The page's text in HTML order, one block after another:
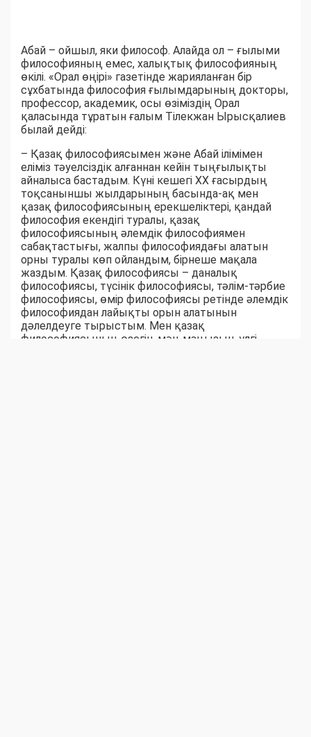
Абай – ойшыл, яки философ. Алайда ол – ғылыми
философияның емес, халықтық философияның
өкілі. «Орал өңірі» газетінде жарияланған бір
сұхбатында философия ғылымдарының докторы,
профессор, академик, осы өзіміздің Орал
қаласында тұратын ғалым Тілекжан Ырысқалиев
былай дейді:
– Қазақ философиясымен және Абай ілімімен
еліміз тәуелсіздік алғаннан кейін тыңғылықты
айналыса бастадым. Күні кешегі ХХ ғасырдың
тоқсаныншы жылдарының басында-ақ мен
қазақ философиясының ерекшеліктері, қандай
философия екендігі туралы, қазақ
философиясының әлемдік философиямен
сабақтастығы, жалпы философиядағы алатын
орны туралы көп ойландым, бірнеше мақала
жаздым. Қазақ философиясы – даналық
философиясы, түсінік философиясы, тәлім-тәрбие
философиясы, өмір философиясы ретінде әлемдік
философиядан лайықты орын алатынын
дәлелдеуге тырыстым. Мен қазақ
философиясының өзегін, мән-маңызын, үлгі-